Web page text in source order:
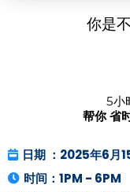
你是
5小
帮你 省
日期 ：2025年6月
时间：1PM - 6PM